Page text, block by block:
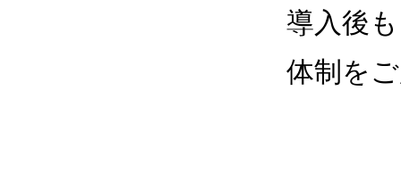
導入後
体制を